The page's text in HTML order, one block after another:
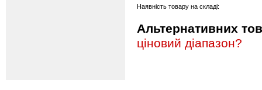
Наявність товару на складі:
Альтернативних
ціновий діапазон?